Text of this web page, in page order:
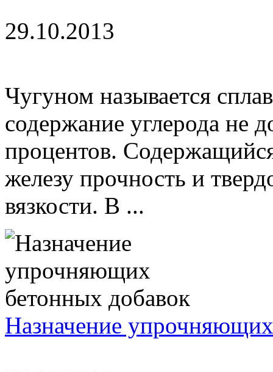
29.10.2013
Чугуном называется
содержание углерода не
процентов.
железу прочность и
вязкости. В ...
Назначение